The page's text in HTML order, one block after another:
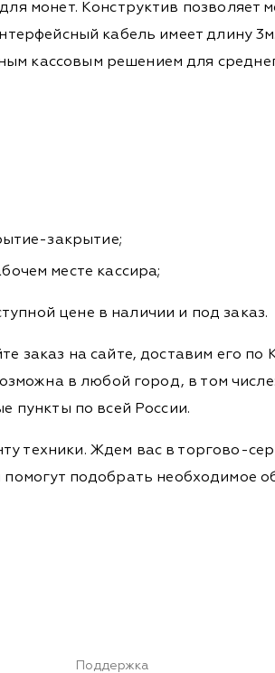
монет. Конструктив
кабель имеет длину
кассовым решением для
закрытие;
месте кассира;
цене в наличии и под заказ.
заказ на сайте, доставим его
в любой город, в том
пункты по всей России.
техники. Ждем вас в торгово-
подобрать необходимое
Поддержка